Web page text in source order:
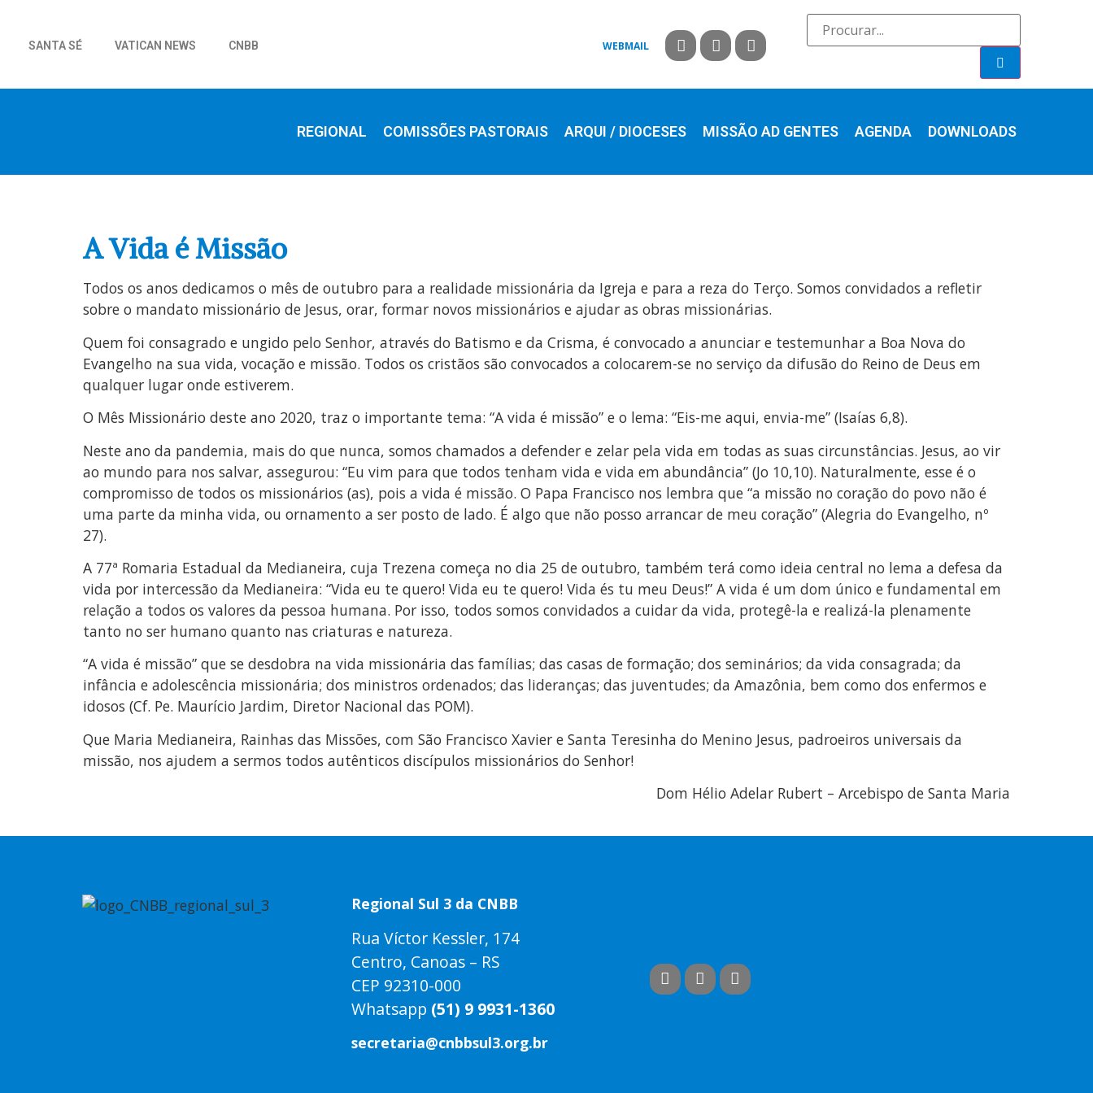
SANTA SÉ VATICAN NEWS CNBB WEBMAIL
REGIONAL COMISSÕES PASTORAIS ARQUI / DIOCESES MISSÃO AD GENTES AGENDA DOWNLOADS
A Vida é Missão
Todos os anos dedicamos o mês de outubro para a realidade missionária da Igreja e para a reza do Terço. Somos convidados a refletir
sobre o mandato missionário de Jesus, orar, formar novos missionários e ajudar as obras missionárias.
Quem foi consagrado e ungido pelo Senhor, através do Batismo e da Crisma, é convocado a anunciar e testemunhar a Boa Nova do
Evangelho na sua vida, vocação e missão. Todos os cristãos são convocados a colocarem-se no serviço da difusão do Reino de Deus em
qualquer lugar onde estiverem.
O Mês Missionário deste ano 2020, traz o importante tema: “A vida é missão” e o lema: “Eis-me aqui, envia-me” (Isaías 6,8).
Neste ano da pandemia, mais do que nunca, somos chamados a defender e zelar pela vida em todas as suas circunstâncias. Jesus, ao vir
ao mundo para nos salvar, assegurou: “Eu vim para que todos tenham vida e vida em abundância” (Jo 10,10). Naturalmente, esse é o
compromisso de todos os missionários (as), pois a vida é missão. O Papa Francisco nos lembra que “a missão no coração do povo não é
uma parte da minha vida, ou ornamento a ser posto de lado. É algo que não posso arrancar de meu coração” (Alegria do Evangelho, nº
27).
A 77ª Romaria Estadual da Medianeira, cuja Trezena começa no dia 25 de outubro, também terá como ideia central no lema a defesa da
vida por intercessão da Medianeira: “Vida eu te quero! Vida eu te quero! Vida és tu meu Deus!” A vida é um dom único e fundamental em
relação a todos os valores da pessoa humana. Por isso, todos somos convidados a cuidar da vida, protegê-la e realizá-la plenamente
tanto no ser humano quanto nas criaturas e natureza.
“A vida é missão” que se desdobra na vida missionária das famílias; das casas de formação; dos seminários; da vida consagrada; da
infância e adolescência missionária; dos ministros ordenados; das lideranças; das juventudes; da Amazônia, bem como dos enfermos e
idosos (Cf. Pe. Maurício Jardim, Diretor Nacional das POM).
Que Maria Medianeira, Rainhas das Missões, com São Francisco Xavier e Santa Teresinha do Menino Jesus, padroeiros universais da
missão, nos ajudem a sermos todos autênticos discípulos missionários do Senhor!
Dom Hélio Adelar Rubert – Arcebispo de Santa Maria
Regional Sul 3 da CNBB
Rua Víctor Kessler, 174
Centro, Canoas – RS
CEP 92310-000
Whatsapp (51) 9 9931-1360
secretaria@cnbbsul3.org.br